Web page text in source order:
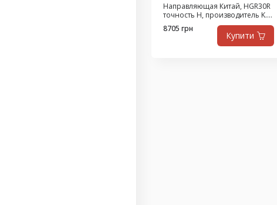
Направляющая Китай, HGR30R
точность H, производитель K.D,
4.5 метра
8705 грн
Купити